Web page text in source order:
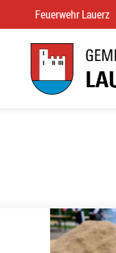
Feuerwehr Lauerz